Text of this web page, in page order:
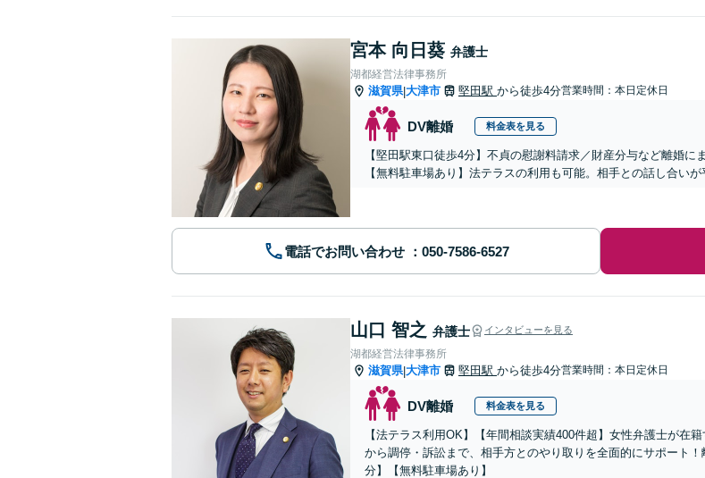
宮本 向日葵 弁護士
湖都経営法律事務所
滋賀県|大津市 堅田駅 から徒歩4分営業時間：本日定休日
DV離婚 料金表を見る
【堅田駅東口徒歩4分】不貞の慰謝料請求／財産分与など離婚に
【無料駐車場あり】法テラスの利用も可能。相手との話し合い
電話でお問い合わせ
山口 智之 弁護士 インタビューを見る
湖都経営法律事務所
滋賀県|大津市 堅田駅 から徒歩4分営業時間：本日定休日
DV離婚 料金表を見る
【法テラス利用OK】【年間相談実績400件超】女性弁護士が在
から調停・訴訟まで、相手方とのやり取りを全面的にサポート
分】【無料駐車場あり】